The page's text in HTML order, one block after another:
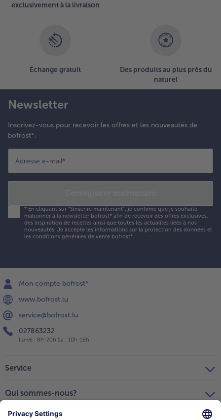
exclusivement à la livraison
Échange gratuit
Des produits au plus près du
naturel
Newsletter
Inscrivez-vous pour recevoir les offres et les nouveautés de
bofrost*.
Adresse e-mail*
* En cliquant sur "Sinscrire maintenant", je confirme que je souhaite
mabonner à la newsletter bofrost* afin de recevoir des offres exclusives,
des inspiration de recettes ainsi que toutes les actualités liées à nos
nouveautés. Je accepte les informations sur la protection des données et
les conditions générales de vente bofrost*.
Mon compte bofrost*
www.bofrost.lu
service@bofrost.lu
027863232
Lu-ve : 8h-20h Sa : 10h-16h
Service
Qui sommes-nous?
Catégories